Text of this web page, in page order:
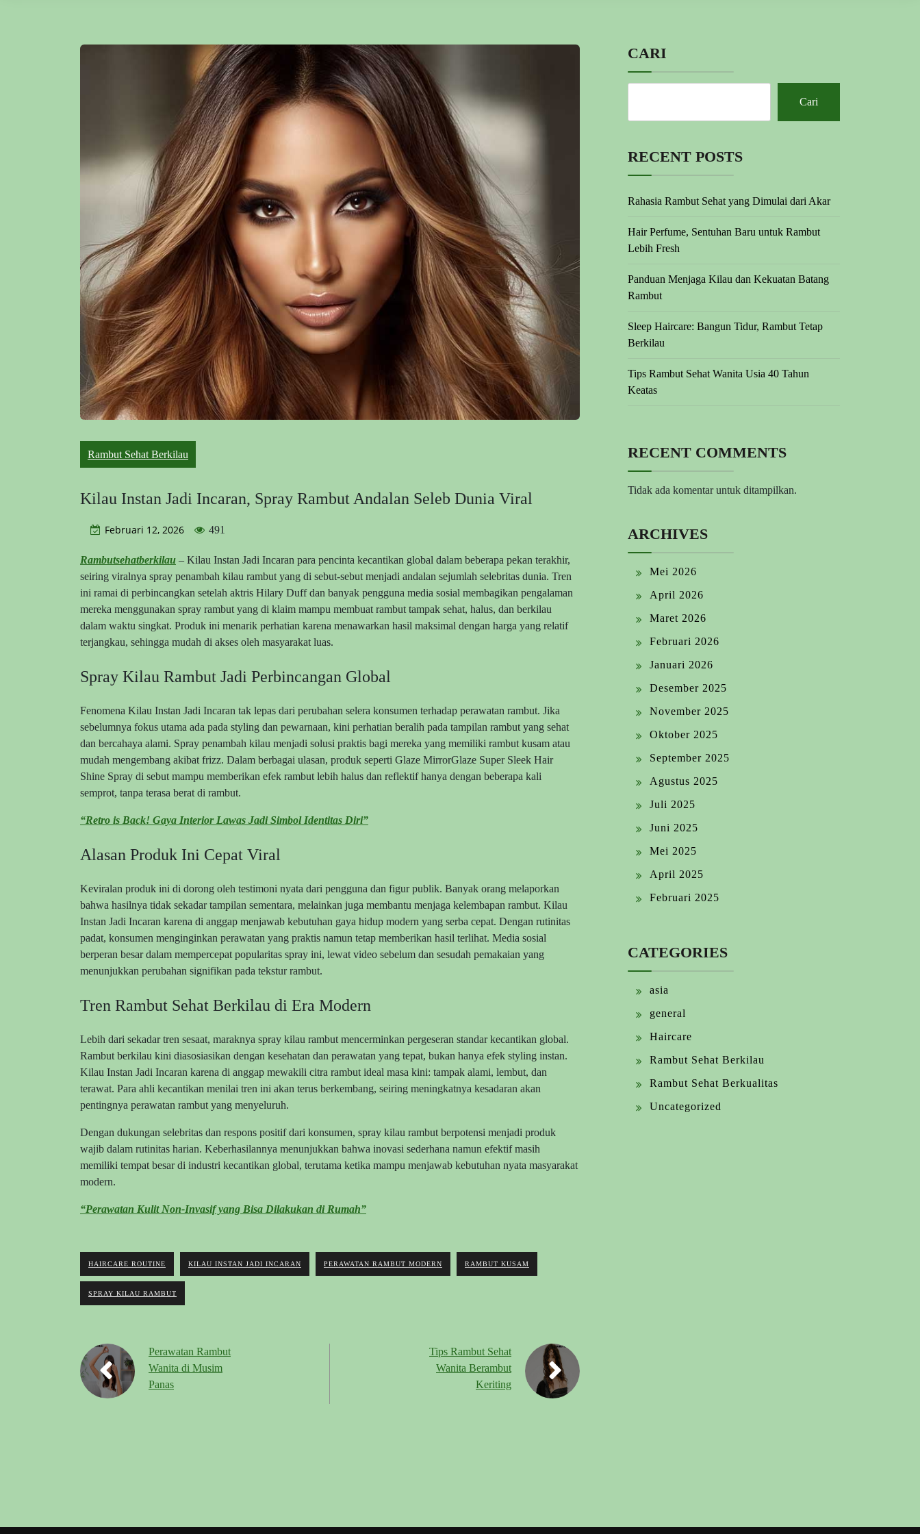
Rambut Sehat Berkilau
Kilau Instan Jadi Incaran, Spray Rambut Andalan Seleb Dunia Viral
Februari 12, 2026 491
Rambutsehatberkilau – Kilau Instan Jadi Incaran para pencinta kecantikan global dalam beberapa pekan terakhir,
seiring viralnya spray penambah kilau rambut yang di sebut-sebut menjadi andalan sejumlah selebritas dunia. Tren
ini ramai di perbincangkan setelah aktris Hilary Duff dan banyak pengguna media sosial membagikan pengalaman
mereka menggunakan spray rambut yang di klaim mampu membuat rambut tampak sehat, halus, dan berkilau
dalam waktu singkat. Produk ini menarik perhatian karena menawarkan hasil maksimal dengan harga yang relatif
terjangkau, sehingga mudah di akses oleh masyarakat luas.
Spray Kilau Rambut Jadi Perbincangan Global
Fenomena Kilau Instan Jadi Incaran tak lepas dari perubahan selera konsumen terhadap perawatan rambut. Jika
sebelumnya fokus utama ada pada styling dan pewarnaan, kini perhatian beralih pada tampilan rambut yang sehat
dan bercahaya alami. Spray penambah kilau menjadi solusi praktis bagi mereka yang memiliki rambut kusam atau
mudah mengembang akibat frizz. Dalam berbagai ulasan, produk seperti Glaze MirrorGlaze Super Sleek Hair
Shine Spray di sebut mampu memberikan efek rambut lebih halus dan reflektif hanya dengan beberapa kali
semprot, tanpa terasa berat di rambut.
“Retro is Back! Gaya Interior Lawas Jadi Simbol Identitas Diri”
Alasan Produk Ini Cepat Viral
Keviralan produk ini di dorong oleh testimoni nyata dari pengguna dan figur publik. Banyak orang melaporkan
bahwa hasilnya tidak sekadar tampilan sementara, melainkan juga membantu menjaga kelembapan rambut. Kilau
Instan Jadi Incaran karena di anggap menjawab kebutuhan gaya hidup modern yang serba cepat. Dengan rutinitas
padat, konsumen menginginkan perawatan yang praktis namun tetap memberikan hasil terlihat. Media sosial
berperan besar dalam mempercepat popularitas spray ini, lewat video sebelum dan sesudah pemakaian yang
menunjukkan perubahan signifikan pada tekstur rambut.
Tren Rambut Sehat Berkilau di Era Modern
Lebih dari sekadar tren sesaat, maraknya spray kilau rambut mencerminkan pergeseran standar kecantikan global.
Rambut berkilau kini diasosiasikan dengan kesehatan dan perawatan yang tepat, bukan hanya efek styling instan.
Kilau Instan Jadi Incaran karena di anggap mewakili citra rambut ideal masa kini: tampak alami, lembut, dan
terawat. Para ahli kecantikan menilai tren ini akan terus berkembang, seiring meningkatnya kesadaran akan
pentingnya perawatan rambut yang menyeluruh.
Dengan dukungan selebritas dan respons positif dari konsumen, spray kilau rambut berpotensi menjadi produk
wajib dalam rutinitas harian. Keberhasilannya menunjukkan bahwa inovasi sederhana namun efektif masih
memiliki tempat besar di industri kecantikan global, terutama ketika mampu menjawab kebutuhan nyata masyarakat
modern.
“Perawatan Kulit Non-Invasif yang Bisa Dilakukan di Rumah”
HAIRCARE ROUTINE KILAU INSTAN JADI INCARAN PERAWATAN RAMBUT MODERN RAMBUT KUSAM
SPRAY KILAU RAMBUT
Perawatan Rambut
Wanita di Musim
Panas
Tips Rambut Sehat
Wanita Berambut
Keriting
CARI
Cari
RECENT POSTS
Rahasia Rambut Sehat yang Dimulai dari Akar
Hair Perfume, Sentuhan Baru untuk Rambut
Lebih Fresh
Panduan Menjaga Kilau dan Kekuatan Batang
Rambut
Sleep Haircare: Bangun Tidur, Rambut Tetap
Berkilau
Tips Rambut Sehat Wanita Usia 40 Tahun
Keatas
RECENT COMMENTS
Tidak ada komentar untuk ditampilkan.
ARCHIVES
Mei 2026
April 2026
Maret 2026
Februari 2026
Januari 2026
Desember 2025
November 2025
Oktober 2025
September 2025
Agustus 2025
Juli 2025
Juni 2025
Mei 2025
April 2025
Februari 2025
CATEGORIES
asia
general
Haircare
Rambut Sehat Berkilau
Rambut Sehat Berkualitas
Uncategorized